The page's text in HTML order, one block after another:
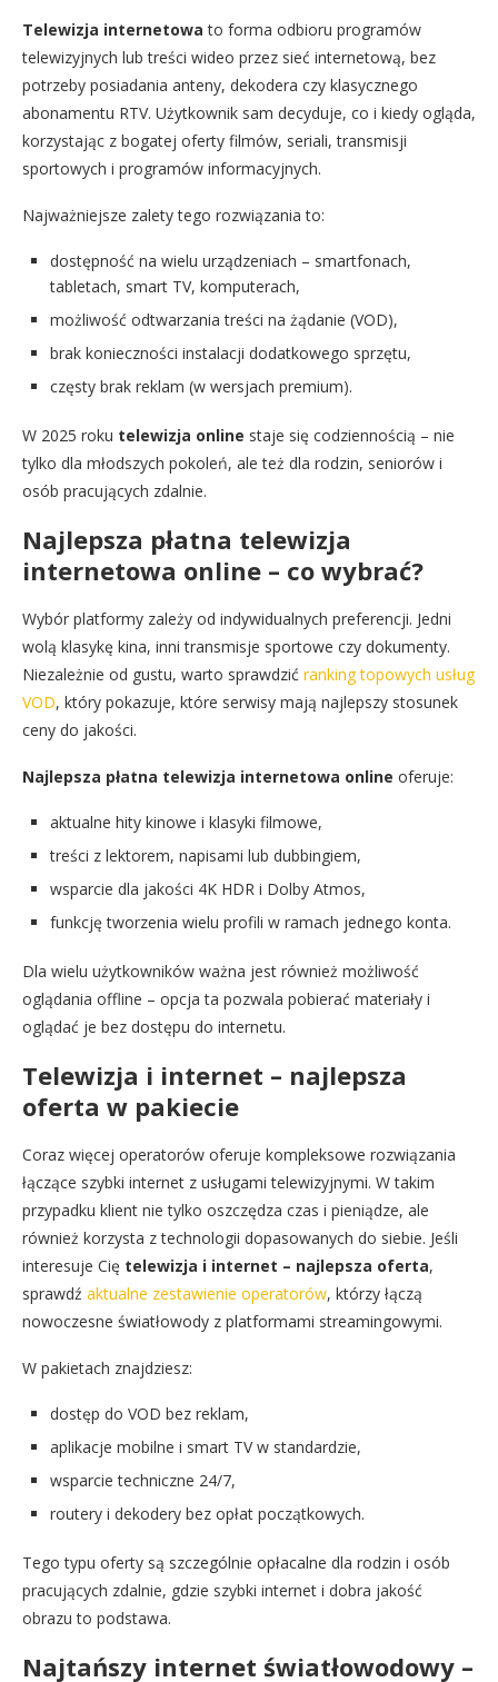
Telewizja internetowa to forma odbioru programów
telewizyjnych lub treści wideo przez sieć internetową, bez
potrzeby posiadania anteny, dekodera czy klasycznego
abonamentu RTV. Użytkownik sam decyduje, co i kiedy ogląda,
korzystając z bogatej oferty filmów, seriali, transmisji
sportowych i programów informacyjnych.
Najważniejsze zalety tego rozwiązania to:
dostępność na wielu urządzeniach – smartfonach,
tabletach, smart TV, komputerach,
możliwość odtwarzania treści na żądanie (VOD),
brak konieczności instalacji dodatkowego sprzętu,
częsty brak reklam (w wersjach premium).
W 2025 roku telewizja online staje się codziennością – nie
tylko dla młodszych pokoleń, ale też dla rodzin, seniorów i
osób pracujących zdalnie.
Najlepsza płatna telewizja
internetowa online – co wybrać?
Wybór platformy zależy od indywidualnych preferencji. Jedni
wolą klasykę kina, inni transmisje sportowe czy dokumenty.
Niezależnie od gustu, warto sprawdzić ranking topowych usług
VOD, który pokazuje, które serwisy mają najlepszy stosunek
ceny do jakości.
Najlepsza płatna telewizja internetowa online oferuje:
aktualne hity kinowe i klasyki filmowe,
treści z lektorem, napisami lub dubbingiem,
wsparcie dla jakości 4K HDR i Dolby Atmos,
funkcję tworzenia wielu profili w ramach jednego konta.
Dla wielu użytkowników ważna jest również możliwość
oglądania offline – opcja ta pozwala pobierać materiały i
oglądać je bez dostępu do internetu.
Telewizja i internet – najlepsza
oferta w pakiecie
Coraz więcej operatorów oferuje kompleksowe rozwiązania
łączące szybki internet z usługami telewizyjnymi. W takim
przypadku klient nie tylko oszczędza czas i pieniądze, ale
również korzysta z technologii dopasowanych do siebie. Jeśli
interesuje Cię telewizja i internet – najlepsza oferta,
sprawdź aktualne zestawienie operatorów, którzy łączą
nowoczesne światłowody z platformami streamingowymi.
W pakietach znajdziesz:
dostęp do VOD bez reklam,
aplikacje mobilne i smart TV w standardzie,
wsparcie techniczne 24/7,
routery i dekodery bez opłat początkowych.
Tego typu oferty są szczególnie opłacalne dla rodzin i osób
pracujących zdalnie, gdzie szybki internet i dobra jakość
obrazu to podstawa.
Najtańszy internet światłowodowy –